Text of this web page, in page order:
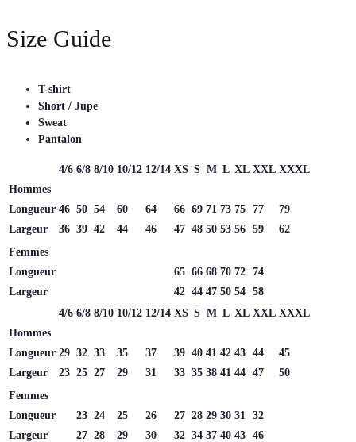
Size Guide
T-shirt
Short / Jupe
Sweat
Pantalon
4/6 6/8 8/10 10/12 12/14 XS S M L XL XXL XXXL
Hommes
Longueur 46 50 54 60 64 66 69 71 73 75 77
79
Largeur
36 39 42 44 46 47 48 50 53 56 59
62
Femmes
Longueur
65 66 68 70 72 74
Largeur
42 44 47 50 54 58
4/6 6/8 8/10 10/12 12/14 XS S M L XL XXL XXXL
Hommes
Longueur 29 32 33 35 37 39 40 41 42 43 44
45
Largeur
23 25 27 29 31 33 35 38 41 44 47
50
Femmes
Longueur
23 24 25 26 27 28 29 30 31
32
Largeur
27 28 29 30 32 34 37 40 43 46